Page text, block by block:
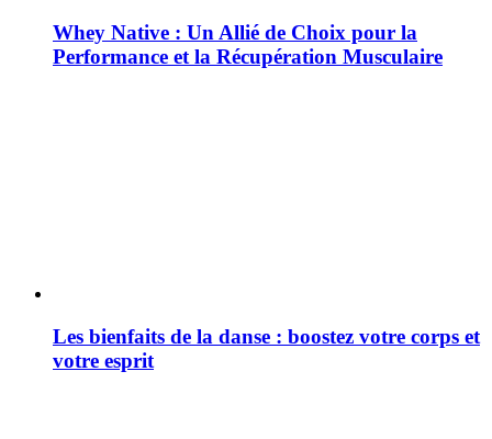
Whey Native : Un Allié de Choix pour la
Performance et la Récupération Musculaire
Les bienfaits de la danse : boostez votre corps et
votre esprit